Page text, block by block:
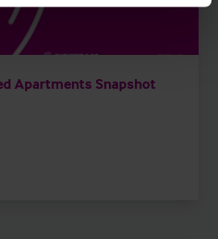
Apartments Snapshot